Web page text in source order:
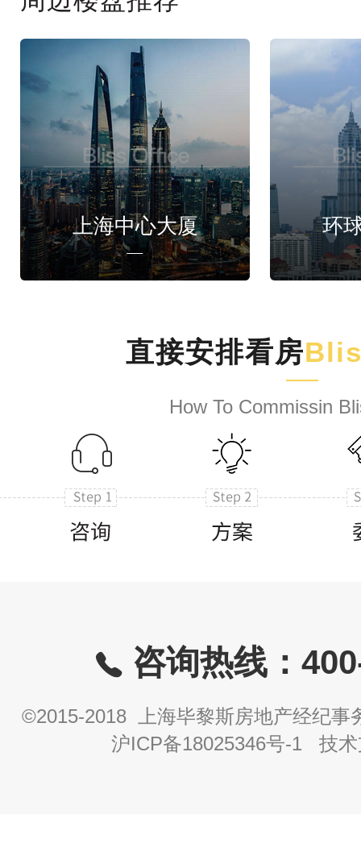
上海中心大厦 环
直接安排看房
How To Commissin
咨询热线：
©2015-2018 上海毕黎斯房地产经纪事
沪ICP备18025346号-1 技术